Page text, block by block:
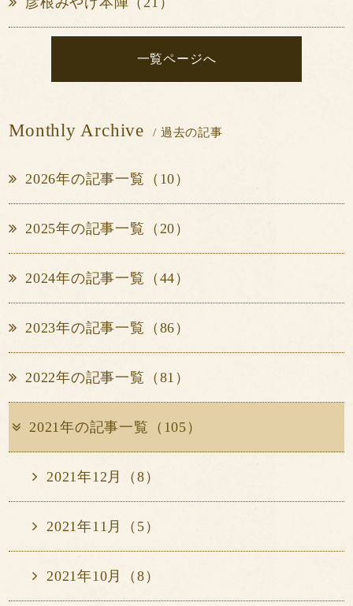
一覧ページへ
Monthly Archive / 過去の記事
2026年の記事一覧（10）
2025年の記事一覧（20）
2024年の記事一覧（44）
2023年の記事一覧（86）
2022年の記事一覧（81）
2021年の記事一覧（105）
2021年12月（8）
2021年11月（5）
2021年10月（8）